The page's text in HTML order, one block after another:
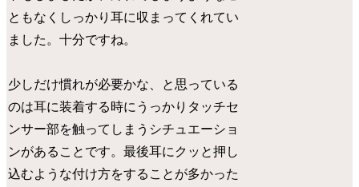
ともなくしっかり耳に収まってくれてい
ました。十分ですね。
少しだけ慣れが必要かな、と思っている
のは耳に装着する時にうっかりタッチセ
ンサー部を触ってしまうシチュエーショ
ンがあることです。最後耳にクッと押し
込むような付け方をすることが多かった